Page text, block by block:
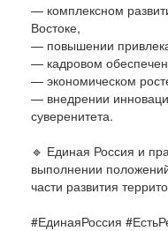
— комплексном
Востоке,
— повышении
— кадровом
— экономическом
— внедрении
суверенитета.
🔹 Единая Россия и
выполнении
части развития
#ЕдинаяРоссия